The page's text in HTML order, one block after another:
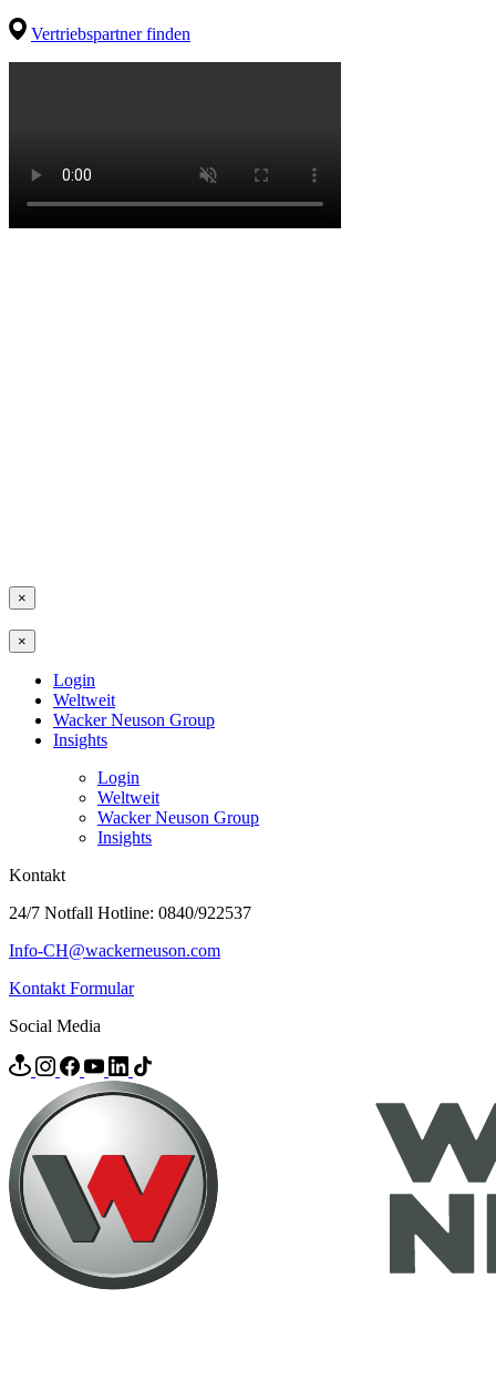
Vertriebspartner finden
×
×
Login
Weltweit
Wacker Neuson Group
Insights
Login
Weltweit
Wacker Neuson Group
Insights
Kontakt
24/7 Notfall Hotline: 0840/922537
Info-CH@wackerneuson.com
Kontakt Formular
Social Media